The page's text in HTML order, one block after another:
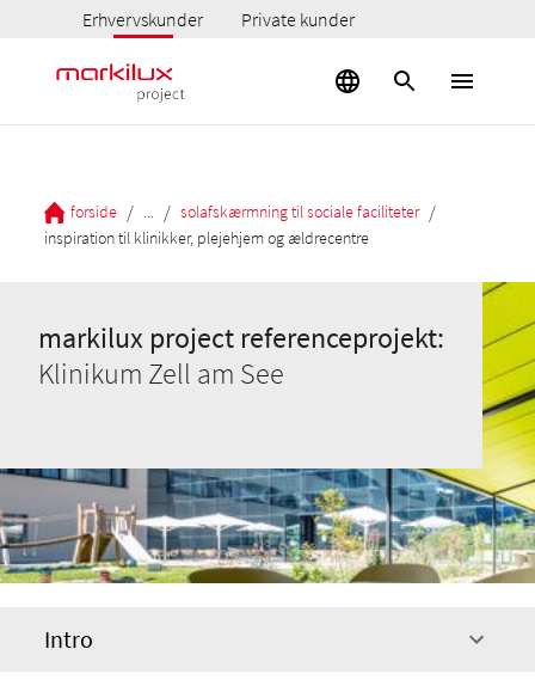
Erhvervskunder Private kunder
forside / / solafskærmning til sociale faciliteter /
inspiration til klinikker, plejehjem og ældrecentre
markilux project referenceprojekt:
Klinikum Zell am See
Intro